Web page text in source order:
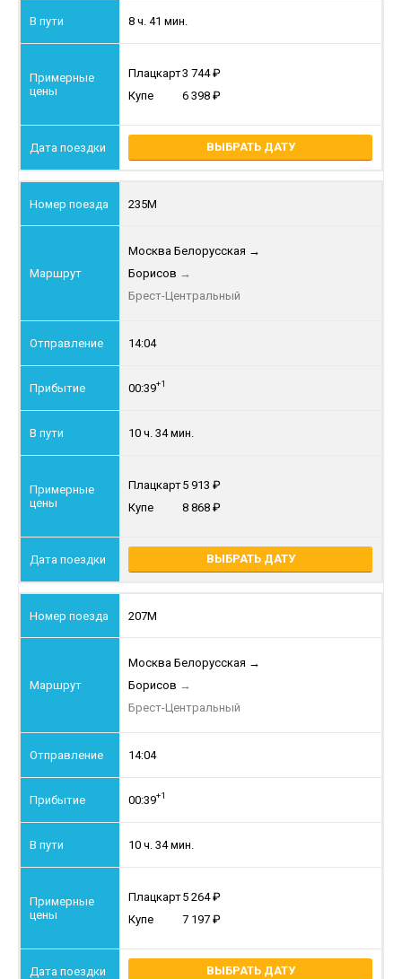
8 ч. 41 мин.
Плацкарт3 744
Купе
6 398
ВЫБРАТЬ ДАТУ
235М
Москва Белорусская →
Борисов →
Брест-Центральный
14:04
00:39+1
10 ч. 34 мин.
Плацкарт5 913
Купе
8 868
ВЫБРАТЬ ДАТУ
207М
Москва Белорусская →
Борисов →
Брест-Центральный
14:04
00:39+1
10 ч. 34 мин.
Плацкарт5 264
Купе
7 197
ВЫБРАТЬ ДАТУ